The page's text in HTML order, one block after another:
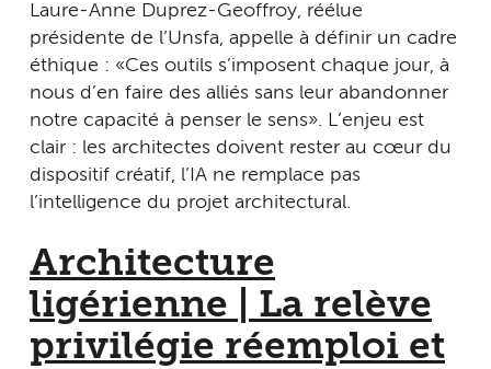
Laure-Anne Duprez-Geoffroy, réélue
présidente de l’Unsfa, appelle à définir un cadre
éthique : « Ces outils s’imposent chaque jour, à
nous d’en faire des alliés sans leur abandonner
notre capacité à penser le sens ». L’enjeu est
clair : les architectes doivent rester au cœur du
dispositif créatif, l’IA ne remplace pas
l’intelligence du projet architectural.
Architecture
ligérienne | La relève
privilégie réemploi et